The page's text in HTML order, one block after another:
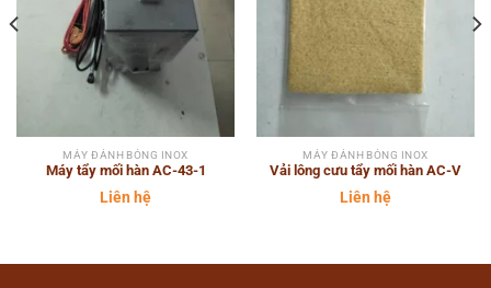
MÁY ĐÁNH BÓNG INOX
Máy tẩy mối hàn AC-43-1
Liên hệ
MÁY ĐÁNH BÓNG INOX
Vải lông cưu tẩy mối hàn AC-V
Liên hệ